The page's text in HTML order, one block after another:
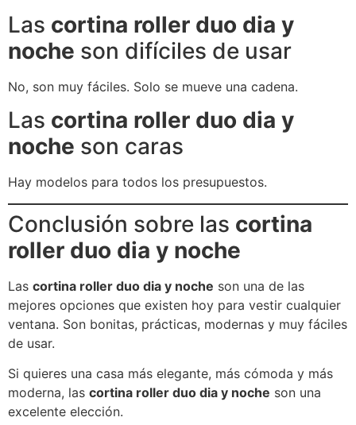
Las cortina roller duo dia y
noche son difíciles de usar
No, son muy fáciles. Solo se mueve una cadena.
Las cortina roller duo dia y
noche son caras
Hay modelos para todos los presupuestos.
Conclusión sobre las cortina
roller duo dia y noche
Las cortina roller duo dia y noche son una de las
mejores opciones que existen hoy para vestir cualquier
ventana. Son bonitas, prácticas, modernas y muy fáciles
de usar.
Si quieres una casa más elegante, más cómoda y más
moderna, las cortina roller duo dia y noche son una
excelente elección.